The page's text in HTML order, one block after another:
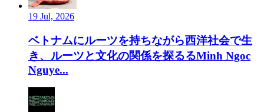
19 Jul, 2026
ベトナムにルーツを持ちながら西洋社会で生
き、ルーツと文化の関係を探るるMinh Ngoc
Nguye...